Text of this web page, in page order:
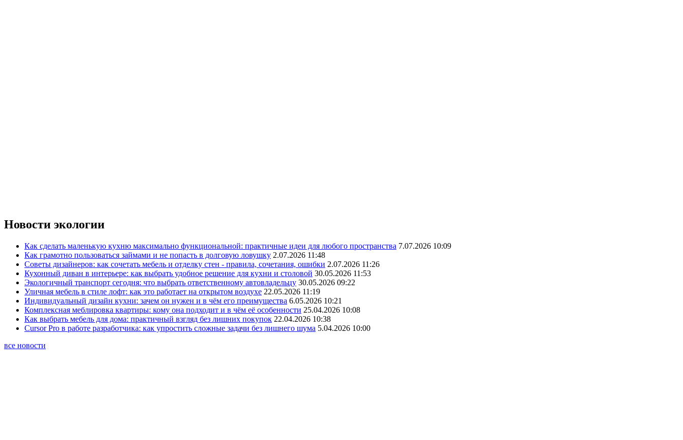
Новости экологии
Как сделать маленькую кухню максимально функциональной: практичные идеи для любого пространства 7.07.2026 10:09
Как грамотно пользоваться займами и не попасть в долговую ловушку 2.07.2026 11:48
Советы дизайнеров: как сочетать мебель и отделку стен - правила, сочетания, ошибки 2.07.2026 11:26
Кухонный диван в интерьере: как выбрать удобное решение для кухни и столовой 30.05.2026 11:53
Экологичный транспорт сегодня: что выбрать ответственному автовладельцу 30.05.2026 09:22
Уличная мебель в стиле лофт: как это работает на открытом воздухе 22.05.2026 11:19
Индивидуальный дизайн кухни: зачем он нужен и в чём его преимущества 6.05.2026 10:21
Комплексная меблировка квартиры: кому она подходит и в чём её особенности 25.04.2026 10:08
Как выбрать мебель для дома: практичный взгляд без лишних покупок 22.04.2026 10:38
Cursor Pro в работе разработчика: как упростить сложные задачи без лишнего шума 5.04.2026 10:00
все новости